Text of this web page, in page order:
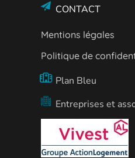
CONTACT
Mentions légales
Politique de
Plan Bleu
Entreprises et